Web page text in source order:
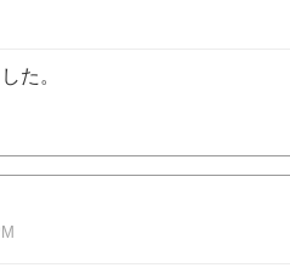
た。